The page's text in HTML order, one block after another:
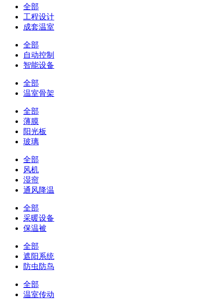
全部
工程设计
成套温室
全部
自动控制
智能设备
全部
温室骨架
全部
薄膜
阳光板
玻璃
全部
风机
湿帘
通风降温
全部
采暖设备
保温被
全部
遮阳系统
防虫防鸟
全部
温室传动